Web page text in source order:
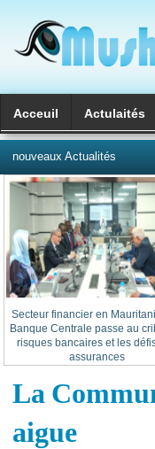
Acceuil Actulaités
nouveaux Actualités
Secteur financier en
Banque Centrale passe au
risques bancaires et les
assurances
La
aigue